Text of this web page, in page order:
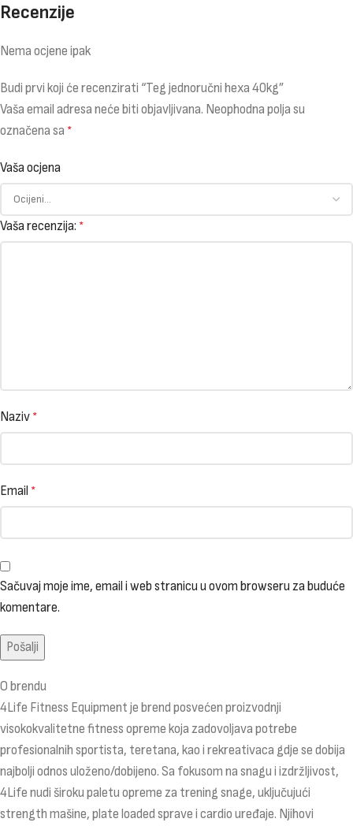
Recenzije
Nema ocjene ipak
Budi prvi koji će recenzirati “Teg jednoručni hexa 40kg”
Vaša email adresa neće biti objavljivana. Neophodna polja su
označena sa *
Vaša ocjena
Vaša recenzija: *
Naziv *
Email *
Sačuvaj moje ime, email i web stranicu u ovom browseru za buduće
komentare.
O brendu
4Life Fitness Equipment je brend posvećen proizvodnji
visokokvalitetne fitness opreme koja zadovoljava potrebe
profesionalnih sportista, teretana, kao i rekreativaca gdje se dobija
najbolji odnos uloženo/dobijeno. Sa fokusom na snagu i izdržljivost,
4Life nudi široku paletu opreme za trening snage, uključujući
strength mašine, plate loaded sprave i cardio uređaje. Njihovi